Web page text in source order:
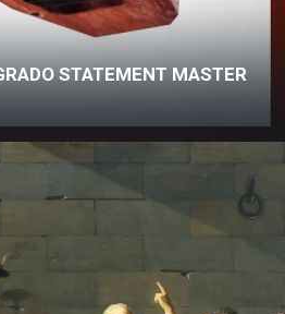
STATEMENT MASTER